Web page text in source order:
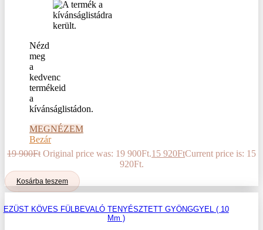
Nézd
meg
a
kedvenc
termékeid
a
kívánságlistádon.
MEGNÉZEM
Bezár
19 900Ft Original price was: 19 900Ft.15 920FtCurrent price is: 15
920Ft.
Kosárba teszem
EZÜST KÖVES FÜLBEVALÓ TENYÉSZTETT GYÖNGGYEL ( 10
Mm )